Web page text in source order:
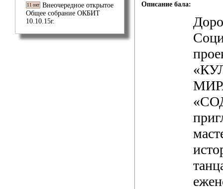
11 окт Внеочередное открытое
Общее собрание ОКБИТ
10.10.15г.
Описание бала: